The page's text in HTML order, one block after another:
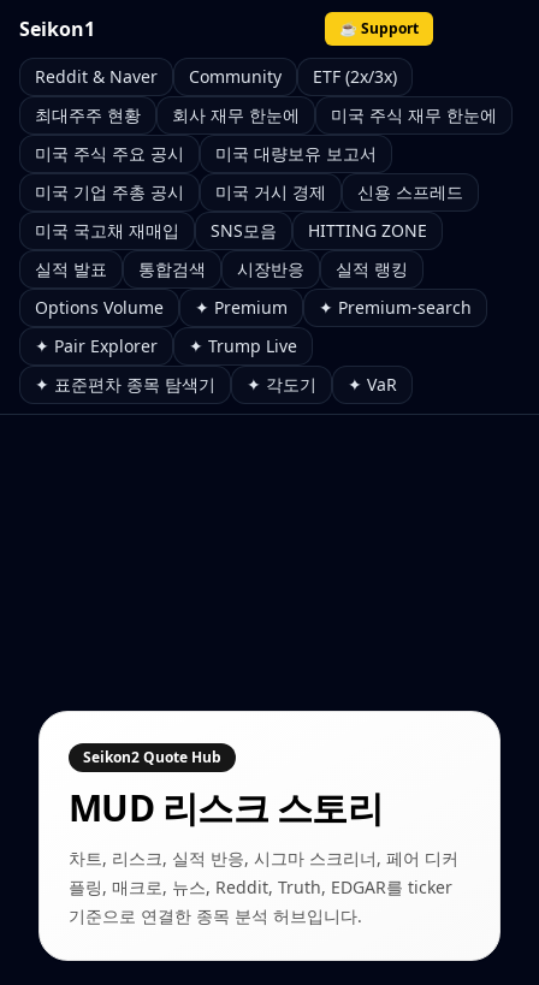
Seikon1 ☕ Support
Reddit & Naver Community
ETF (2x/3x)
최대주주 현황
회사 재무 한눈에
미국 주식 재무 한눈에
미국 주식 주요 공시
미국 대량보유 보고서
미국 기업 주총 공시
미국 거시 경제
신용 스프레드
미국 국고채 재매입
SNS모음
HITTING ZONE
실적 발표
통합검색 시장반응
실적 랭킹
Options Volume
✦ Premium
✦ Premium-search
✦ Pair Explorer
✦ Trump Live
✦ 표준편차 종목 탐색기
✦ 각도기 ✦ VaR
Seikon2 Quote Hub
MUD리스크 스토리
차트, 리스크, 실적 반응, 시그마 스크리너, 페어 디커
플링, 매크로, 뉴스, Reddit, Truth, EDGAR를 ticker
기준으로 연결한 종목 분석 허브입니다.